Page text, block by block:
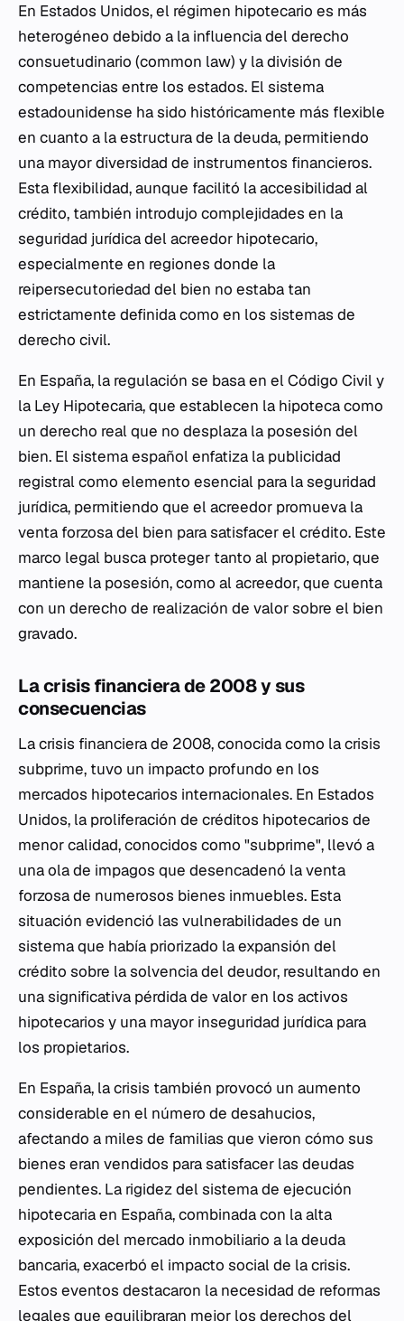
En Estados Unidos, el régimen hipotecario es más
heterogéneo debido a la influencia del derecho
consuetudinario (common law) y la división de
competencias entre los estados. El sistema
estadounidense ha sido históricamente más flexible
en cuanto a la estructura de la deuda, permitiendo
una mayor diversidad de instrumentos financieros.
Esta flexibilidad, aunque facilitó la accesibilidad al
crédito, también introdujo complejidades en la
seguridad jurídica del acreedor hipotecario,
especialmente en regiones donde la
reipersecutoriedad del bien no estaba tan
estrictamente definida como en los sistemas de
derecho civil.
En España, la regulación se basa en el Código Civil y
la Ley Hipotecaria, que establecen la hipoteca como
un derecho real que no desplaza la posesión del
bien. El sistema español enfatiza la publicidad
registral como elemento esencial para la seguridad
jurídica, permitiendo que el acreedor promueva la
venta forzosa del bien para satisfacer el crédito. Este
marco legal busca proteger tanto al propietario, que
mantiene la posesión, como al acreedor, que cuenta
con un derecho de realización de valor sobre el bien
gravado.
La crisis financiera de 2008 y sus
consecuencias
La crisis financiera de 2008, conocida como la crisis
subprime, tuvo un impacto profundo en los
mercados hipotecarios internacionales. En Estados
Unidos, la proliferación de créditos hipotecarios de
menor calidad, conocidos como "subprime", llevó a
una ola de impagos que desencadenó la venta
forzosa de numerosos bienes inmuebles. Esta
situación evidenció las vulnerabilidades de un
sistema que había priorizado la expansión del
crédito sobre la solvencia del deudor, resultando en
una significativa pérdida de valor en los activos
hipotecarios y una mayor inseguridad jurídica para
los propietarios.
En España, la crisis también provocó un aumento
considerable en el número de desahucios,
afectando a miles de familias que vieron cómo sus
bienes eran vendidos para satisfacer las deudas
pendientes. La rigidez del sistema de ejecución
hipotecaria en España, combinada con la alta
exposición del mercado inmobiliario a la deuda
bancaria, exacerbó el impacto social de la crisis.
Estos eventos destacaron la necesidad de reformas
legales que equilibraran mejor los derechos del